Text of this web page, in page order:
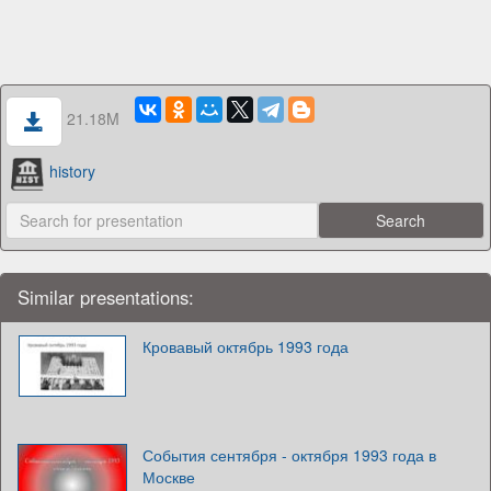
21.18M
history
Similar presentations:
Кровавый октябрь 1993 года
События сентября - октября 1993 года в
Москве